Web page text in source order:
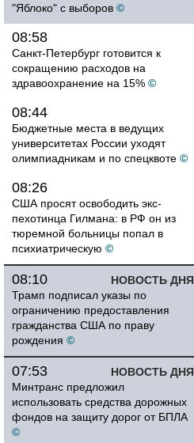
"Яблоко" с выборов ©
08:58
Санкт-Петербург готовится к
сокращению расходов на
здравоохранение на 15% ©
08:44
Бюджетные места в ведущих
университетах России уходят
олимпиадникам и по спецквоте ©
08:26
США просят освободить экс-
пехотинца Гилмана: в РФ он из
тюремной больницы попал в
психиатрическую ©
НОВОСТЬ ДНЯ
08:10
Трамп подписал указы по
ограничению предоставления
гражданства США по праву
рождения ©
НОВОСТЬ ДНЯ
07:53
Минтранс предложил
использовать средства дорожных
фондов на защиту дорог от БПЛА
©